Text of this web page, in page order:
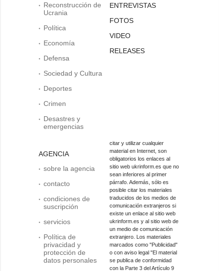
Reconstrucción de
Ucrania
Política
Economía
Defensa
Sociedad y Cultura
Deportes
Crimen
Desastres y
emergencias
AGENCIA
sobre la agencia
contacto
condiciones de
suscripción
servicios
Política de
privacidad y
protección de
datos personales
ENTREVISTAS
FOTOS
VIDEO
RELEASES
citar y utilizar cualquier
material en Internet, son
obligatorios los enlaces al
sitio web ukrinform.es que no
sean inferiores al primer
párrafo. Además, sólo es
posible citar los materiales
traducidos de los medios de
comunicación extranjeros si
existe un enlace al sitio web
ukrinform.es y al sitio web de
un medio de comunicación
extranjero. Los materiales
marcados como "Publicidad"
o con aviso legal "El material
se publica de conformidad
con la Parte 3 del Artículo 9